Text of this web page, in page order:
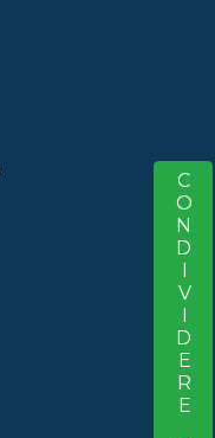
CONDIVIDERE